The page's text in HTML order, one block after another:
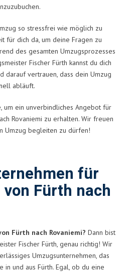
so stressfrei wie möglich zu
für dich da, um deine Fragen zu
des gesamten Umzugsprozesses
Fischer Fürth kannst du dich
darauf vertrauen, dass dein Umzug
abläuft.
um ein unverbindliches Angebot für
Rovaniemi zu erhalten. Wir freuen
Umzug begleiten zu dürfen!
für
Fürth nach
Fürth nach Rovaniemi? Dann bist
Fischer Fürth, genau richtig! Wir
Umzugsunternehmen, das
in und aus Fürth. Egal, ob du eine